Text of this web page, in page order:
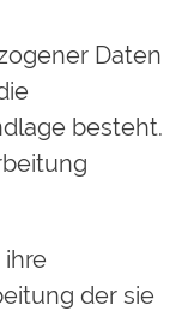
Daten
besteht.
der sie